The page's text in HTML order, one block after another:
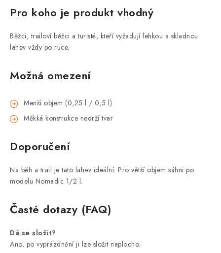
Pro koho je produkt vhodný
Běžci, trailoví běžci a turisté, kteří vyžadují lehkou a skladnou
lahev vždy po ruce.
Možná omezení
Menší objem (0,25 l / 0,5 l)
Měkká konstrukce nedrží tvar
Doporučení
Na běh a trail je tato lahev ideální. Pro větší objem sáhni po
modelu Nomadic 1/2 l.
Časté dotazy (FAQ)
Dá se složit?
Ano, po vyprázdnění ji lze složit naplocho.